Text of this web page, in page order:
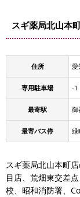
スギ薬局北山本
住所 愛
専用駐車場 -1
最寄駅 御
最寄バス停 緑
スギ薬局北山本町
目店、荒畑東交差
校、昭和消防署、